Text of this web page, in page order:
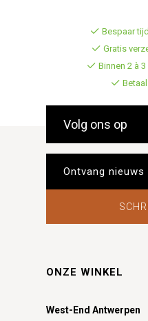
Bespaar
Gratis
Binnen 2 à
Volg ons op
ONZE WINKEL
West-End Antwerpen